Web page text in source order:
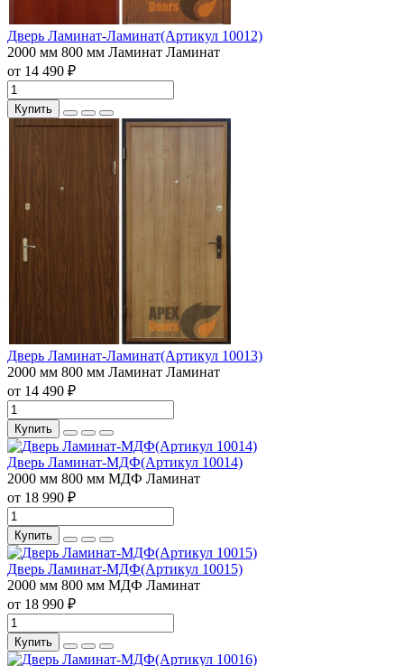
Дверь Ламинат-Ламинат(Артикул 10012)
2000 мм 800 мм Ламинат Ламинат
от 14 490 ₽
Купить
Дверь Ламинат-Ламинат(Артикул 10013)
2000 мм 800 мм Ламинат Ламинат
от 14 490 ₽
Купить
Дверь Ламинат-МДФ(Артикул 10014)
2000 мм 800 мм МДФ Ламинат
от 18 990 ₽
Купить
Дверь Ламинат-МДФ(Артикул 10015)
2000 мм 800 мм МДФ Ламинат
от 18 990 ₽
Купить